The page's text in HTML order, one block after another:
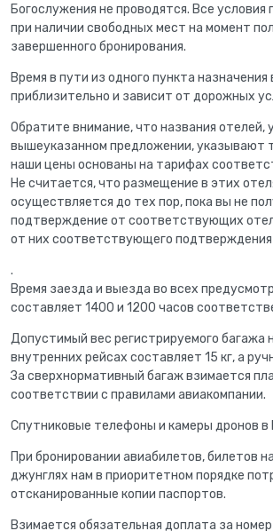
Богослужения не проводятся. Все
при наличии свободных мест на момент
завершенного бронирования.
Время в пути из одного пункта назначения
приблизительно и зависит от дорожных
Обратите внимание, что названия отелей,
вышеуказанном предложении, указывают
наши цены основаны на тарифах
Не считается, что размещение в этих
осуществляется до тех пор, пока вы не
подтверждение от соответствующих
от них соответствующего подтверждения
.
Время заезда и выезда во всех
составляет 1400 и 1200 часов
Допустимый вес регистрируемого багажа
внутренних рейсах составляет 15 кг, а
За сверхнормативный багаж взимается
соответствии с правилами авиакомпании.
Спутниковые телефоны и камеры дронов
При бронировании авиабилетов, билетов
джунглях нам в приоритетном порядке
отсканированные копии паспортов.
Взимается обязательная доплата за